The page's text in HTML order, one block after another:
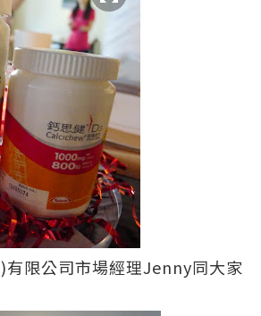
有限公司市場經理Jenny同大家